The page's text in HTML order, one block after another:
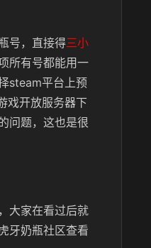
号，直接得三小
所有号都能用一
steam平台上预
戏开放服务器下
问题，这也是很
大家在看过后就
牙奶瓶社区查看